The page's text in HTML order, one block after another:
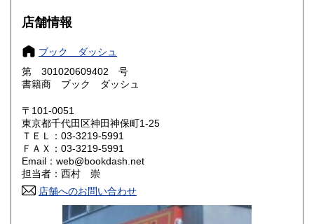
大阪府
奈良県
鳥取県 600円
岡山県 600円
山口県 600円
香川県
福岡県
店舗情報
ブック ダッシュ
第 301020609402 号
書籍商 ブック ダッシュ
〒101-0051
東京都千代田区神田神保町1-25
ＴＥＬ：03-3219-5991
ＦＡＸ：03-3219-5991
Email：web@bookdash.net
担当者：西村 崇
店舗へのお問い合わせ